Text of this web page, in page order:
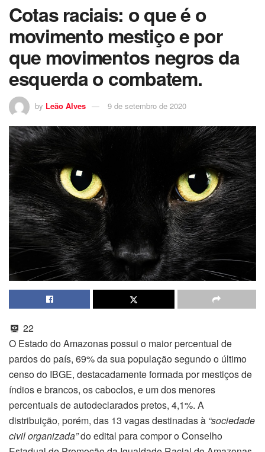
Cotas raciais: o que é o
movimento mestiço e por
que movimentos negros da
esquerda o combatem.
by Leão Alves 9 de setembro de 2020
22
O Estado do Amazonas possui o maior percentual de
pardos do país, 69% da sua população segundo o último
censo do IBGE, destacadamente formada por mestiços de
índios e brancos, os caboclos, e um dos menores
percentuais de autodeclarados pretos, 4,1%. A
distribuição, porém, das 13 vagas destinadas à “sociedade
civil organizada”do edital para compor o Conselho